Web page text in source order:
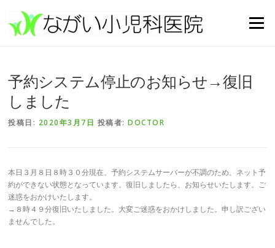
メニュー
予約システム停止のお知らせ→復旧
しました
投稿日: 2020年3月7日 投稿者:DOCTOR
本日３月８日８時３０分現在、予約システムサーバーが不調のため、ネット予
約ができない状態となっています。復旧しましたら、お知らせいたします。ご
迷惑をおかけいたします。
→８時４９分復旧いたしました。大変ご迷惑をおかけしました。申し訳ござい
ませんでした。